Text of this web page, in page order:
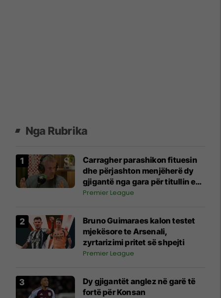
Nga Rubrika
Carragher parashikon fituesin
dhe përjashton menjëherë dy
gjigantë nga gara për titullin e
Ligës Premier
Premier League
Bruno Guimaraes kalon testet
mjekësore te Arsenali,
zyrtarizimi pritet së shpejti
Premier League
Dy gjigantët anglez në garë të
fortë për Konsan